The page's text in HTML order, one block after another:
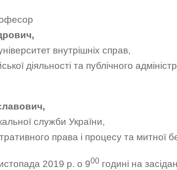
внутрішніх справ,
діяльності та публічного
служби України,
права і процесу та митної
2019 р. о 900 годині на